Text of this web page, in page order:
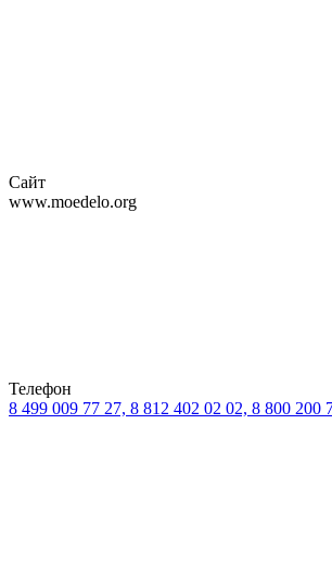
Сайт
www.moedelo.org
Телефон
8 499 009 77 27, 8 812 402 02 02, 8 800 200